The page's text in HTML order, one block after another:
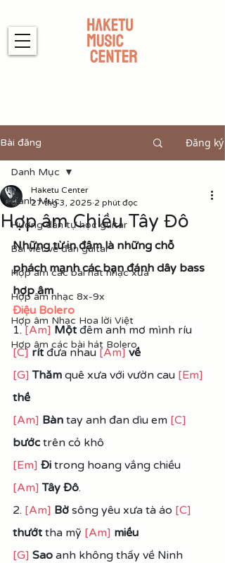
Bài đăng Đăng ký
Danh Mục
Hướng dẫn tự học guitar
Bài viết về đàn guitar
Hợp âm các bài hát nhạc xưa
Hợp âm nhạc 8x-9x
Hợp âm Nhạc Hoa lời Việt
Hợp âm các bài hát Bolero
Danh Mục
Hợp âm Chiều Tây Đô
Haketu Center
27 thg 3, 2025 2 phút đọc
Những từ in đậm là những chỗ
phách mạnh các bạn đánh dây bass
hợp âm
Điệu Bolero
1. [Am] Một đêm anh mơ mình ríu
[C] rít đưa nhau [Am] về
[G] Thăm quê xưa với vườn cau [Em]
thề
[Am] Bàn tay anh đan dìu em [C]
bước trên cỏ khô
[Em] Đi trong hoang vắng chiều
[Am] Tây Đô.
2. [Am] Bờ sông yêu xưa tà áo [C]
thướt tha mỹ [Am] miều
[G] Sao anh không thấy về Ninh